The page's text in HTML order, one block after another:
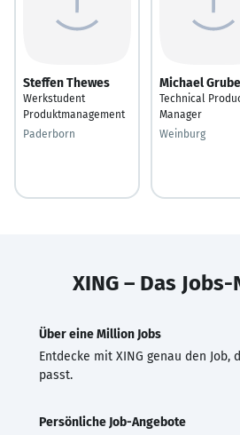
Steffen Thewes
Werkstudent
Produktmanagement
Paderborn
Michael
Technical
Manager
Weinburg
XING – Das
Über eine Million Jobs
Entdecke mit XING genau den Job,
passt.
Persönliche Job-Angebote